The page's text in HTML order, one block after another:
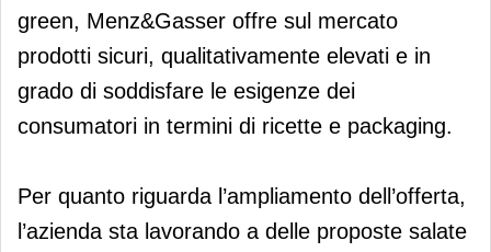
green, Menz&Gasser offre sul mercato
prodotti sicuri, qualitativamente elevati e in
grado di soddisfare le esigenze dei
consumatori in termini di ricette e packaging.
Per quanto riguarda l’ampliamento dell’offerta,
l’azienda sta lavorando a delle proposte salate